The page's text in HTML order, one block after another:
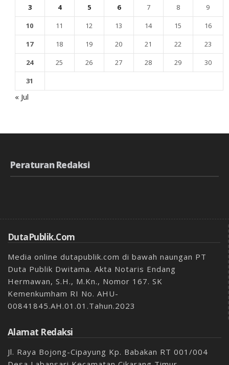
3
4 5 6 7 8
9
10
11 12 13 14 15
16
17
18 19 20 21 22
23
24
25 26 27 28 29
30
31
« Jul
Peraturan Redaksi
DutaPublik.com
Media online dutapublik.com di bawah naungan PT
Duta Publik Dwitama. Akta Notaris Endang
Hermawan, S.H., M.Kn., Nomor 167. SK
Kemenkumham RI No. AHU-
00841845.AH.01.01.Tahun.2023
Alamat Redaksi
Jl. Raya Bojong-Cipayung Kp. Babakan RT 001/004